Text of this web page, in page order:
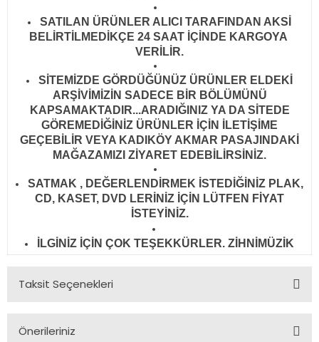
SATILAN ÜRÜNLER ALICI TARAFINDAN AKSİ
BELİRTİLMEDİKÇE 24 SAAT İÇİNDE KARGOYA
VERİLİR.
SİTEMİZDE GÖRDÜĞÜNÜZ ÜRÜNLER ELDEKİ
ARŞİVİMİZİN SADECE BİR BÖLÜMÜNÜ
KAPSAMAKTADIR...ARADIĞINIZ YA DA SİTEDE
GÖREMEDİĞİNİZ ÜRÜNLER İÇİN İLETİŞİME
GEÇEBİLİR VEYA KADIKÖY AKMAR PASAJINDAKİ
MAĞAZAMIZI ZİYARET EDEBİLİRSİNİZ.
SATMAK , DEĞERLENDİRMEK İSTEDİĞİNİZ PLAK,
CD, KASET, DVD LERİNİZ İÇİN LÜTFEN FİYAT
İSTEYİNİZ.
İLGİNİZ İÇİN ÇOK TEŞEKKÜRLER. ZİHNİMÜZİK
Taksit Seçenekleri
Önerileriniz